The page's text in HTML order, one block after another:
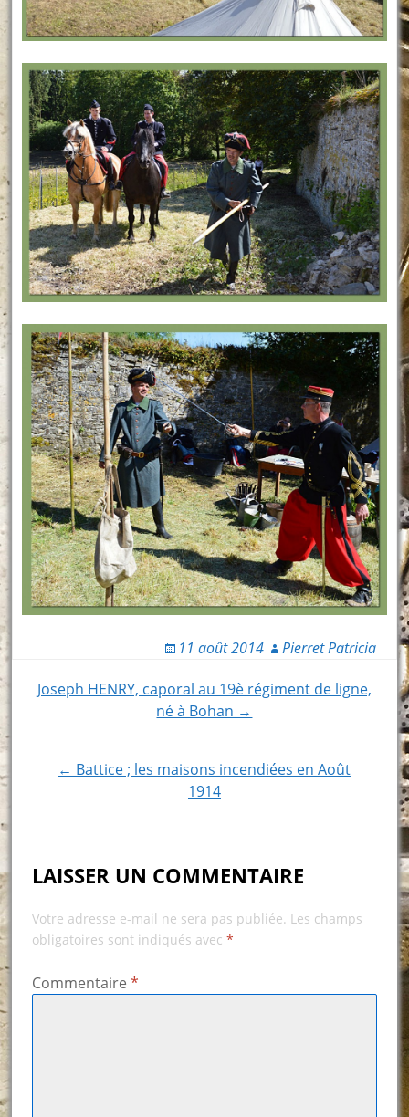
11 août 2014 Pierret Patricia
Post
Joseph HENRY, caporal au 19è régiment de ligne,
né à Bohan →
← Battice ; les maisons incendiées en Août
1914
LAISSER UN COMMENTAIRE
Votre adresse e-mail ne sera pas publiée. Les champs
obligatoires sont indiqués avec *
Commentaire *